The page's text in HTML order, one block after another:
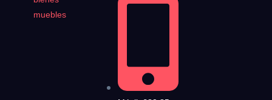
muebles